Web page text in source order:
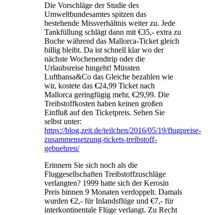
Die Vorschläge der Studie des
Umweltbundesamtes spitzen das
bestehende Missverhältnis weiter zu. Jede
Tankfüllung schlägt dann mit €35,- extra zu
Buche während das Mallorca-Ticket gleich
billig bleibt. Da ist schnell klar wo der
nächste Wochenendtrip oder die
Urlaubsreise hingeht! Müssten
Lufthansa&Co das Gleiche bezahlen wie
wir, kostete das €24,99 Ticket nach
Mallorca geringfügig mehr, €29,99. Die
Treibstoffkosten haben keinen großen
Einfluß auf den Ticketpreis. Sehen Sie
selbst unter:
https://blog.zeit.de/teilchen/2016/05/19/flugpreise-
zusammensetzung-tickets-treibstoff-
gebuehren/
Erinnern Sie sich noch als die
Fluggesellschaften Treibstoffzuschläge
verlangten? 1999 hatte sich der Kerosin
Preis binnen 9 Monaten verdoppelt. Damals
wurden €2,- für Inlandsflüge und €7,- für
interkontinentale Flüge verlangt. Zu Recht